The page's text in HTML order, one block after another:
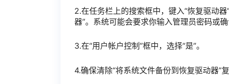
2.在任务栏上的搜索框中，键入“恢复驱动
器”。系统可能会要求你输入管理员密码或确
3.在“用户帐户控制”框中，选择“是”。
4.确保清除“将系统文件备份到恢复驱动器”